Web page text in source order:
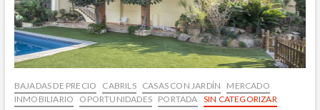
BAJADAS DE PRECIO CABRILS CASAS CON JARDÍN
MERCADO
INMOBILIARIO
OPORTUNIDADES PORTADA SIN CATEGORIZAR